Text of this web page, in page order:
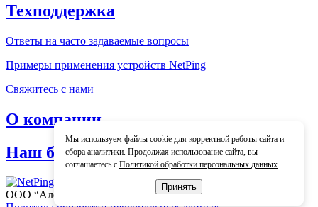
Техподдержка
Ответы на часто задаваемые вопросы
Примеры применения устройств NetPing
Свяжитесь с нами
О компании
Наш блог
ООО “Алентис Электроникс” © 2005 — 2026
Мы используем файлы cookie для корректной работы сайта и
сбора аналитики. Продолжая использование сайта, вы
соглашаетесь с Политикой обработки персональных данных.
Принять